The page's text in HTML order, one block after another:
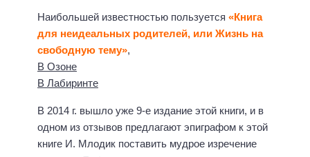
Наибольшей известностью пользуется «Книга
для неидеальных родителей, или Жизнь на
свободную тему»,
В Озоне
В Лабиринте
В 2014 г. вышло уже 9-е издание этой книги, и в
одном из отзывов предлагают эпиграфом к этой
книге И. Млодик поставить мудрое изречение